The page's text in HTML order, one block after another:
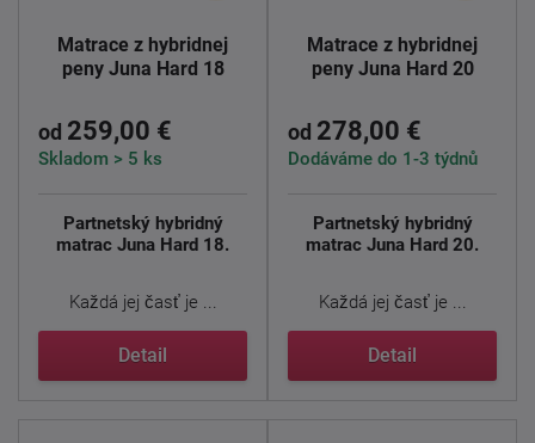
Matrace z hybridnej
peny Juna Hard 18
od 259,00 €
Skladom > 5 ks
Partnetský hybridný
matrac Juna Hard 18.
Každá jej časť je ...
Detail
Matrace z hybridnej
peny Juna Hard 20
od 278,00 €
Dodáváme do 1-3 týdnů
Partnetský hybridný
matrac Juna Hard 20.
Každá jej časť je ...
Detail